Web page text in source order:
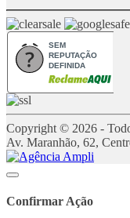
SEM
REPUTAÇÃO
DEFINIDA
Copyright © 2026 -
Av. Maranhão, 62,
Confirmar Ação